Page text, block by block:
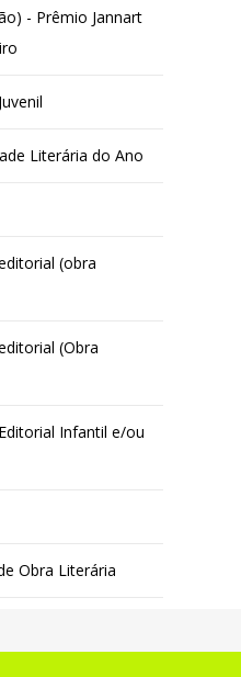
- Prêmio Jannart
Literária do Ano
(obra
(Obra
Infantil e/ou
Obra Literária